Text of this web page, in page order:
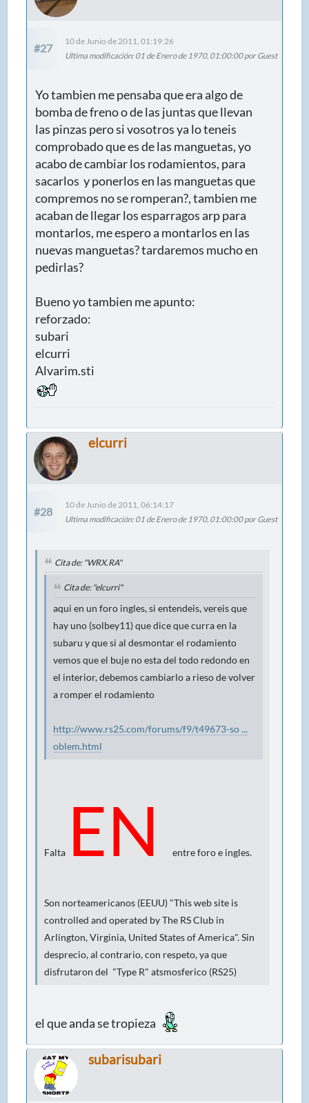
#27
10 de Junio de 2011, 01:19:26
Ultima modificación: 01 de Enero de 1970, 01:00:00 por Guest
Yo tambien me pensaba que era algo de
bomba de freno o de las juntas que llevan
las pinzas pero si vosotros ya lo teneis
comprobado que es de las manguetas, yo
acabo de cambiar los rodamientos, para
sacarlos y ponerlos en las manguetas que
compremos no se romperan?, tambien me
acaban de llegar los esparragos arp para
montarlos, me espero a montarlos en las
nuevas manguetas? tardaremos mucho en
pedirlas?
Bueno yo tambien me apunto:
reforzado:
subari
elcurri
Alvarim.sti
elcurri
#28
10 de Junio de 2011, 06:14:17
Ultima modificación: 01 de Enero de 1970, 01:00:00 por Guest
Cita de: "WRX.RA"
Cita de: "elcurri"
aqui en un foro ingles, si entendeis, vereis que
hay uno (solbey11) que dice que curra en la
subaru y que si al desmontar el rodamiento
vemos que el buje no esta del todo redondo en
el interior, debemos cambiarlo a rieso de volver
a romper el rodamiento
http://www.rs25.com/forums/f9/t49673-so ...
oblem.html
Falta EN entre foro e ingles.
Son norteamericanos (EEUU) "This web site is
controlled and operated by The RS Club in
Arlington, Virginia, United States of America". Sin
desprecio, al contrario, con respeto, ya que
disfrutaron del "Type R" atsmosferico (RS25)
el que anda se tropieza
subarisubari